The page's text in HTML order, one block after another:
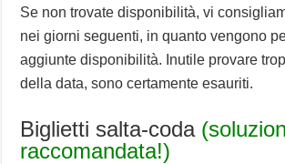
Se non trovate disponibilità, vi
nei giorni seguenti, in quanto vengono
aggiunte disponibilità. Inutile provare
della data, sono certamente esauriti.
Biglietti salta-coda
raccomandata!)